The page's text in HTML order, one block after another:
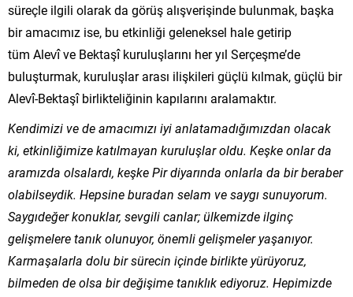
süreçle ilgili olarak da görüş alışverişinde bulunmak, başka
bir amacımız ise, bu etkinliği geleneksel hale getirip
tüm Alevî ve Bektaşî kuruluşlarını her yıl Serçeşme’de
buluşturmak, kuruluşlar arası ilişkileri güçlü kılmak, güçlü bir
Alevî-Bektaşî birlikteliğinin kapılarını aralamaktır.
Kendimizi ve de amacımızı iyi anlatamadığımızdan olacak
ki, etkinliğimize katılmayan kuruluşlar oldu. Keşke onlar da
aramızda olsalardı, keşke Pir diyarında onlarla da bir beraber
olabilseydik. Hepsine buradan selam ve saygı sunuyorum.
Saygıdeğer konuklar, sevgili canlar; ülkemizde ilginç
gelişmelere tanık olunuyor, önemli gelişmeler yaşanıyor.
Karmaşalarla dolu bir sürecin içinde birlikte yürüyoruz,
bilmeden de olsa bir değişime tanıklık ediyoruz. Hepimizde